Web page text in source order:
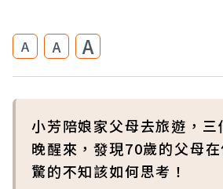
A A A
小芳陪娘家父母去旅遊，三
晚醒來，發現70歲的父母
驚的不知該如何思考！